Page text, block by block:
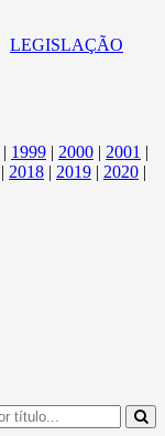
LEGISLAÇÃO
| 1999 | 2000 | 2001 |
| 2018 | 2019 | 2020 |